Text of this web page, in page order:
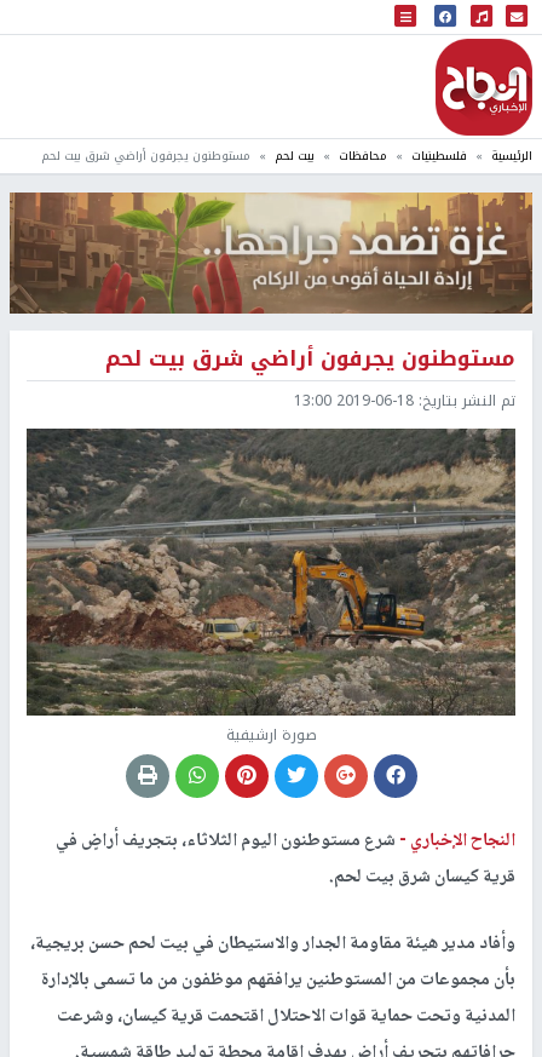
البث المباشر
إذاعة النجاح
الرئيسية فلسطينيات محافظات بيت لحم مستوطنون يجرفون أراضي شرق بيت لحم
مستوطنون يجرفون أراضي شرق بيت لحم
تم النشر بتاريخ: 2019-06-18 13:00
صورة ارشيفية
النجاح الإخباري -شرع مستوطنون اليوم الثلاثاء، بتجريف أراضٍ في
قرية كيسان شرق بيت لحم.
وأفاد مدير هيئة مقاومة الجدار والاستيطان في بيت لحم حسن بريجية،
بأن مجموعات من المستوطنين يرافقهم موظفون من ما تسمى بالإدارة
المدنية وتحت حماية قوات الاحتلال اقتحمت قرية كيسان، وشرعت